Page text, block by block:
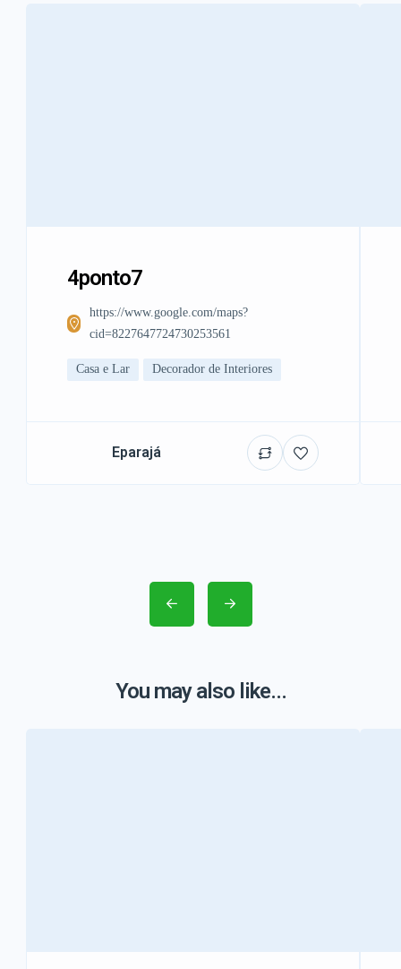
4ponto7
https://www.google.com/maps?
cid=8227647724730253561
Casa e Lar Decorador de Interiores
Eparajá
You may also like...